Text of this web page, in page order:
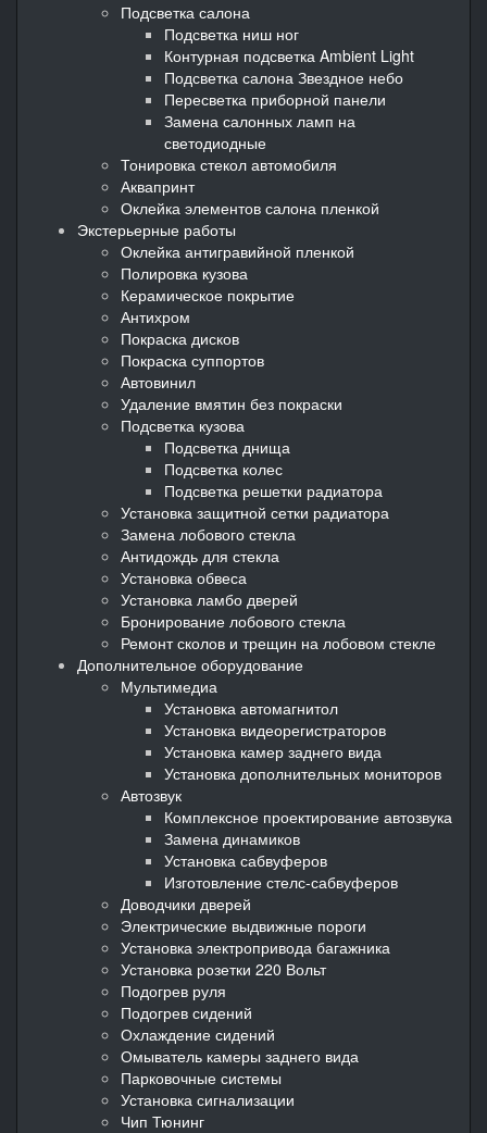
Подсветка салона
Подсветка ниш ног
Контурная подсветка Ambient Light
Подсветка салона Звездное небо
Пересветка приборной панели
Замена салонных ламп на
светодиодные
Тонировка стекол автомобиля
Аквапринт
Оклейка элементов салона пленкой
Экстерьерные работы
Оклейка антигравийной пленкой
Полировка кузова
Керамическое покрытие
Антихром
Покраска дисков
Покраска суппортов
Автовинил
Удаление вмятин без покраски
Подсветка кузова
Подсветка днища
Подсветка колес
Подсветка решетки радиатора
Установка защитной сетки радиатора
Замена лобового стекла
Антидождь для стекла
Установка обвеса
Установка ламбо дверей
Бронирование лобового стекла
Ремонт сколов и трещин на лобовом стекле
Дополнительное оборудование
Мультимедиа
Установка автомагнитол
Установка видеорегистраторов
Установка камер заднего вида
Установка дополнительных мониторов
Автозвук
Комплексное проектирование автозвука
Замена динамиков
Установка сабвуферов
Изготовление стелс-сабвуферов
Доводчики дверей
Электрические выдвижные пороги
Установка электропривода багажника
Установка розетки 220 Вольт
Подогрев руля
Подогрев сидений
Охлаждение сидений
Омыватель камеры заднего вида
Парковочные системы
Установка сигнализации
Чип Тюнинг